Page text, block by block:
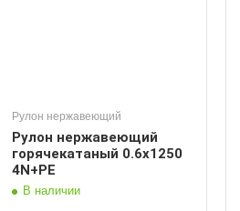
Рулон нержавеющий
Рулон нержавеющий
горячекатаный 0.6х1250
4N+PE
В наличии